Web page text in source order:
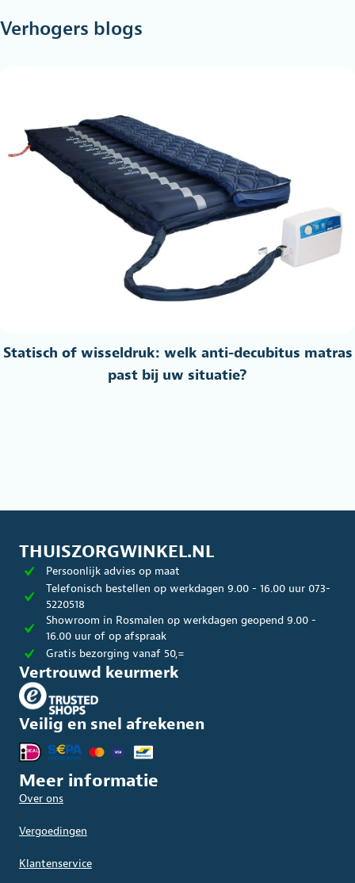
Verhogers blogs
Statisch of wisseldruk: welk anti-decubitus matras
past bij uw situatie?
THUISZORGWINKEL.NL
Persoonlijk advies op maat
Telefonisch bestellen op werkdagen 9.00 - 16.00 uur 073-
5220518
Showroom in Rosmalen op werkdagen geopend 9.00 -
16.00 uur of op afspraak
Gratis bezorging vanaf 50,=
Vertrouwd keurmerk
Veilig en snel afrekenen
Meer informatie
Over ons
Vergoedingen
Klantenservice